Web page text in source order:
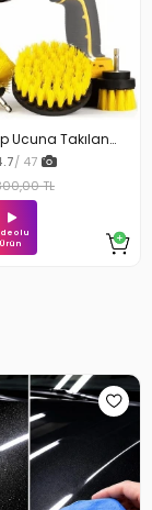
Ucuna Takılan
Seti
/ 47
TL
Ürün